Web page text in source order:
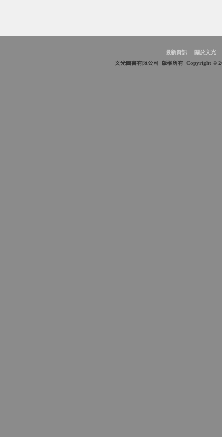
最新資訊
關於文光
文光圖書有限公司 版權所有 Copyright ©